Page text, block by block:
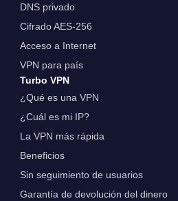
DNS privado
Cifrado AES-256
Acceso a Internet
VPN para país
Turbo VPN
¿Qué es una VPN
¿Cuál es mi IP?
La VPN más rápida
Beneficios
Sin seguimiento de usuarios
Garantía de devolución del dinero